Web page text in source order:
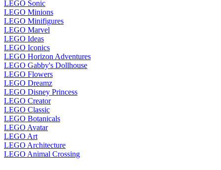
LEGO Sonic
LEGO Minions
LEGO Minifigures
LEGO Marvel
LEGO Ideas
LEGO Iconics
LEGO Horizon Adventures
LEGO Gabby's Dollhouse
LEGO Flowers
LEGO Dreamz
LEGO Disney Princess
LEGO Creator
LEGO Classic
LEGO Botanicals
LEGO Avatar
LEGO Art
LEGO Architecture
LEGO Animal Crossing